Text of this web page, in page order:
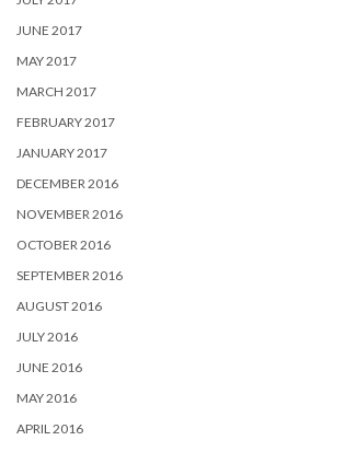
JUNE 2017
MAY 2017
MARCH 2017
FEBRUARY 2017
JANUARY 2017
DECEMBER 2016
NOVEMBER 2016
OCTOBER 2016
SEPTEMBER 2016
AUGUST 2016
JULY 2016
JUNE 2016
MAY 2016
APRIL 2016